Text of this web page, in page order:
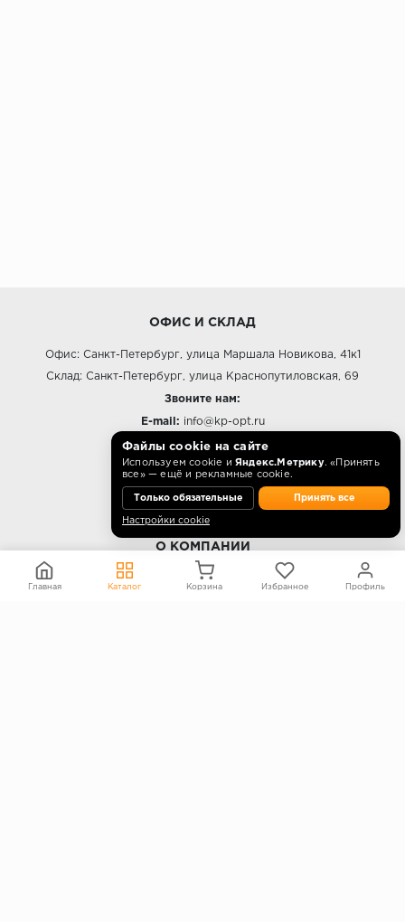
ОФИС И СКЛАД
Офис: Санкт-Петербург, улица Маршала Новикова, 41к1
Склад: Санкт-Петербург, улица Краснопутиловская, 69
Звоните нам:
E-mail: info@kp-opt.ru
Режим работы
10:00 - 18:00 пн-пт.
О КОМПАНИИ
Контакты
Файлы cookie на сайте
Используем cookie и Яндекс.Метрику. «Принять
все» — ещё и рекламные cookie.
Только обязательные Принять все
Настройки cookie
Главная Каталог Корзина Избранное Профиль